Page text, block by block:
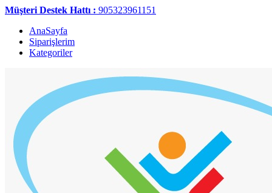
Müşteri Destek Hattı : 905323961151
AnaSayfa
Siparişlerim
Kategoriler